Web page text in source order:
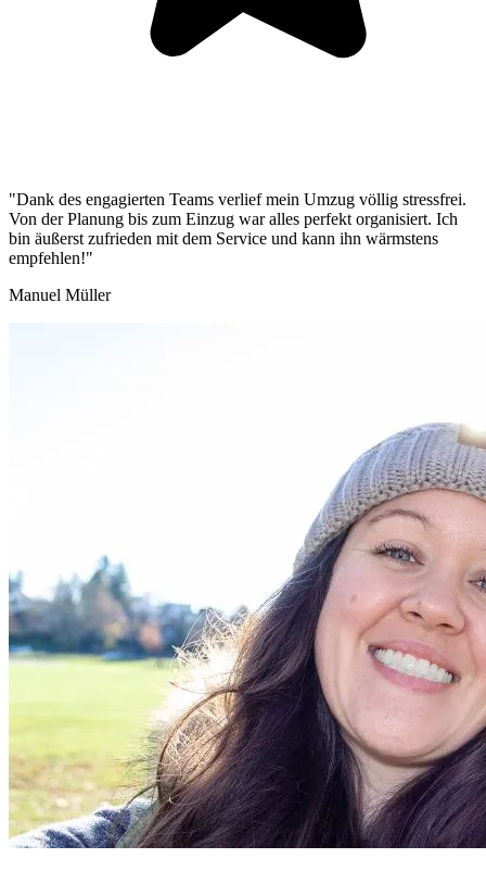
"Dank des engagierten Teams verlief mein Umzug völlig stressfrei.
Von der Planung bis zum Einzug war alles perfekt organisiert. Ich
bin äußerst zufrieden mit dem Service und kann ihn wärmstens
empfehlen!"
Manuel Müller